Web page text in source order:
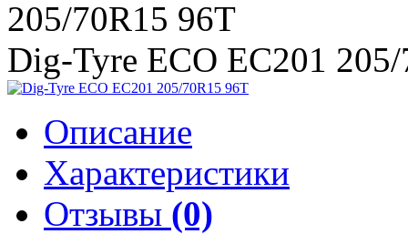
205/70R15 96T
Dig-Tyre ECO EC201
Описание
Характеристики
Отзывы (0)